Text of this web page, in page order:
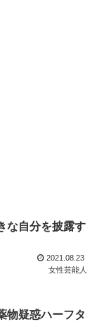
な自分を披露す
2021.08.23
女性芸能人
物疑惑ハーフタ